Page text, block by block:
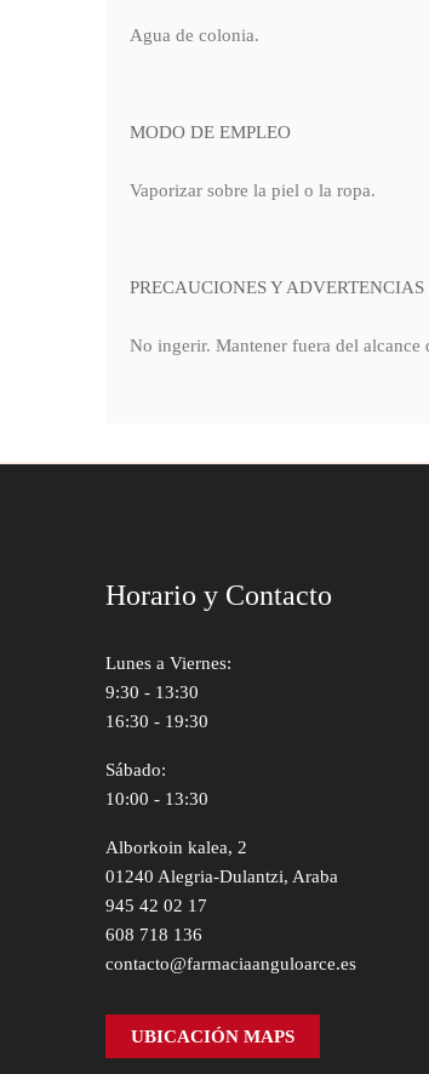
Agua de colonia.
MODO DE EMPLEO
Vaporizar sobre la piel o la ropa.
PRECAUCIONES Y ADVERTENCIAS
No ingerir. Mantener fuera del alcance
Horario y Contacto
Lunes a Viernes:
9:30 - 13:30
16:30 - 19:30
Sábado:
10:00 - 13:30
Alborkoin kalea, 2
01240 Alegria-Dulantzi, Araba
945 42 02 17
608 718 136
contacto@farmaciaanguloarce.es
UBICACIÓN MAPS